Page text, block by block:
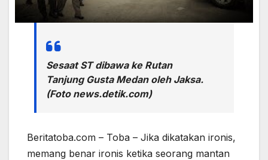
Sesaat ST dibawa ke Rutan
Tanjung Gusta Medan oleh Jaksa.
(Foto news.detik.com)
Beritatoba.com – Toba – Jika dikatakan ironis,
memang benar ironis ketika seorang mantan